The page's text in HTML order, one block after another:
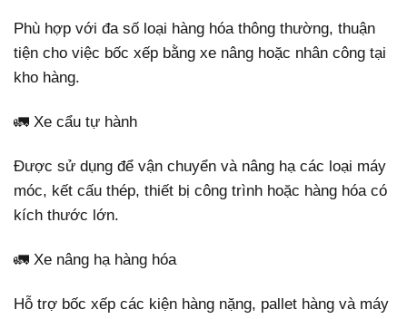
Phù hợp với đa số loại hàng hóa thông thường, thuận
tiện cho việc bốc xếp bằng xe nâng hoặc nhân công tại
kho hàng.
🚛 Xe cẩu tự hành
Được sử dụng để vận chuyển và nâng hạ các loại máy
móc, kết cấu thép, thiết bị công trình hoặc hàng hóa có
kích thước lớn.
🚛 Xe nâng hạ hàng hóa
Hỗ trợ bốc xếp các kiện hàng nặng, pallet hàng và máy